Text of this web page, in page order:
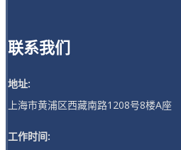
联系我们
地址:
上海市黄浦区西藏南路1208号8楼A座
工作时间: